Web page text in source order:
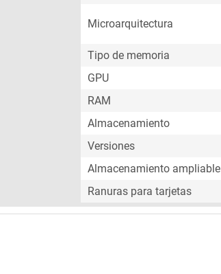
Microarquitectura
Tipo de memoria
GPU
RAM
Almacenamiento
Versiones
Almacenamiento ampliable
Ranuras para tarjetas